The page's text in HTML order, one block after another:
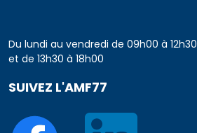
Du lundi au vendredi de 09h00 à 12h30
et de 13h30 à 18h00
SUIVEZ L'AMF77